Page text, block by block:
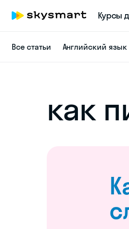
Курсы
Все статьи Английский язык
как